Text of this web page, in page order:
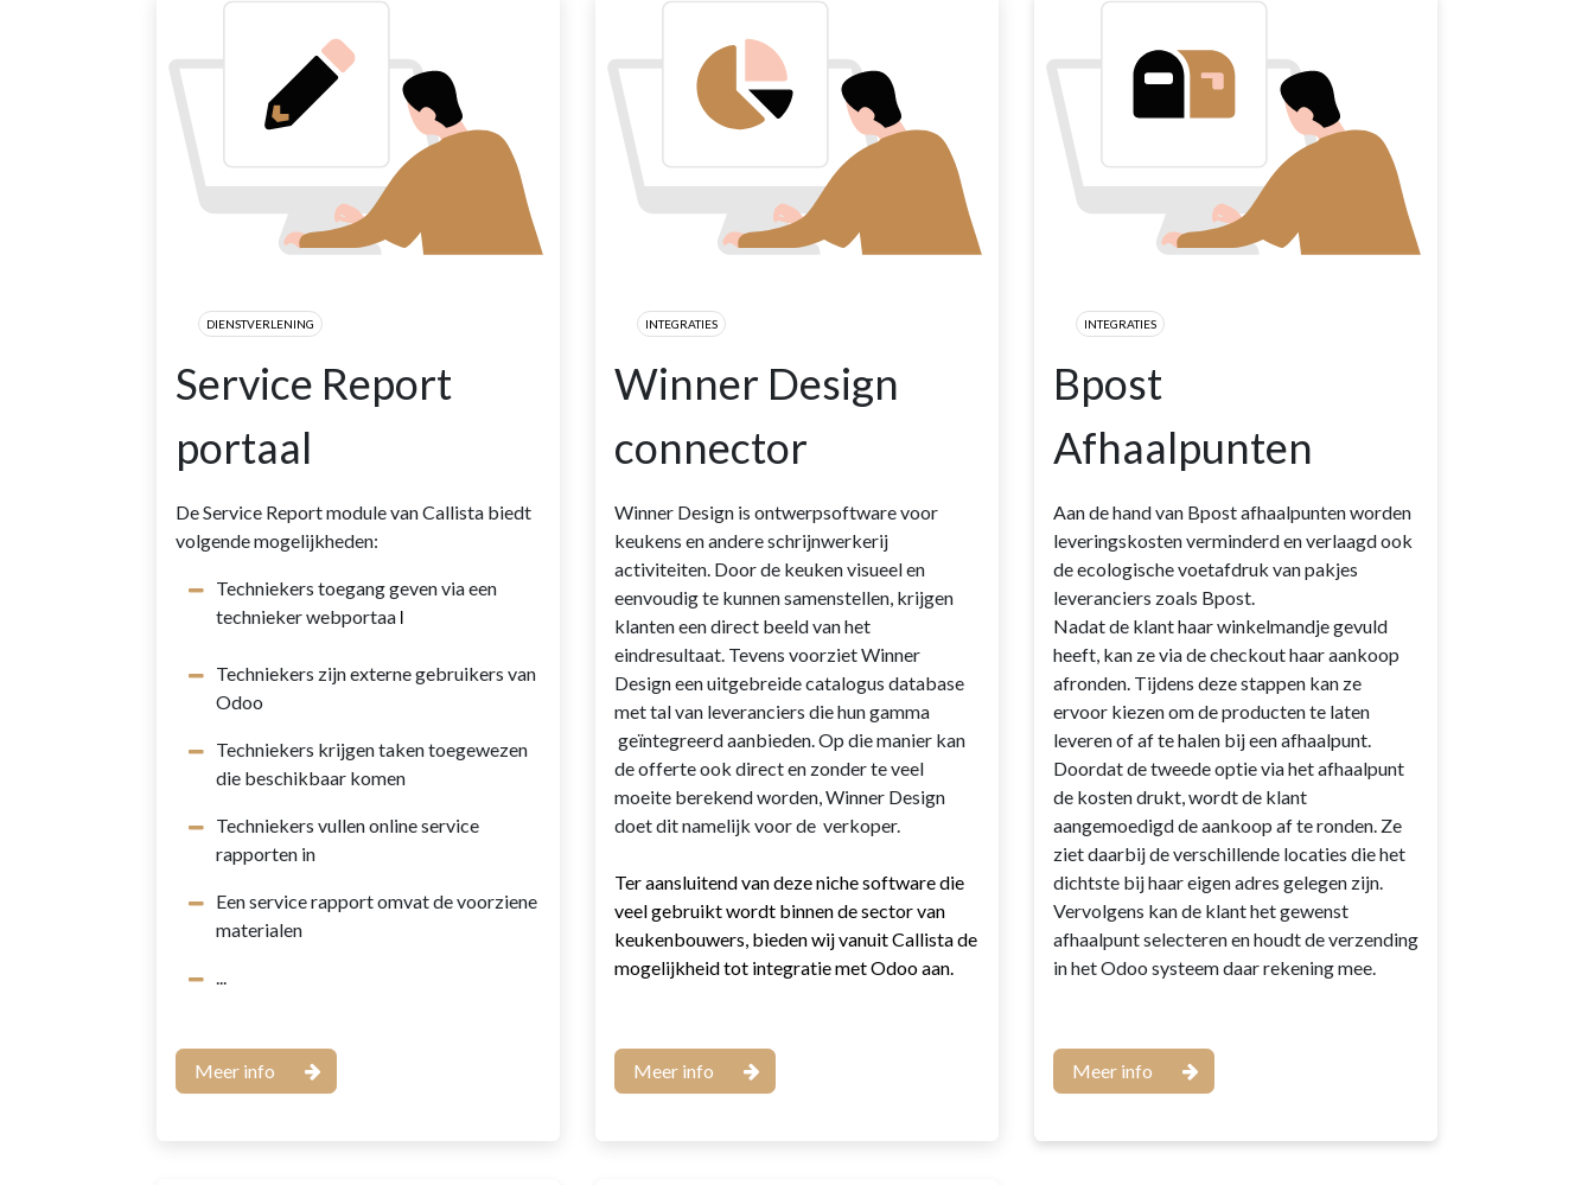
DIENSTVERLENING
Service Report
portaal
De Service Report module van Callista biedt
volgende mogelijkheden:
Techniekers toegang geven via een
technieker webportaa l
Techniekers zijn externe gebruikers van
Odoo
Techniekers krijgen taken toegewezen
die beschikbaar komen
Techniekers vullen online service
rapporten in
Een service rapport omvat de voorziene
materialen
Meer info
INTEGRATIES
Winner Design
connector
Winner Design is ontwerpsoftware voor
keukens en andere schrijnwerkerij
activiteiten. Door de keuken visueel en
eenvoudig te kunnen samenstellen, krijgen
klanten een direct beeld van het
eindresultaat. Tevens voorziet Winner
Design een uitgebreide catalogus database
met tal van leveranciers die hun gamma
geïntegreerd aanbieden. Op die manier kan
de offerte ook direct en zonder te veel
moeite berekend worden, Winner Design
doet dit namelijk voor de verkoper.
Ter aansluitend van deze niche software die
veel gebruikt wordt binnen de sector van
keukenbouwers, bieden wij vanuit Callista de
mogelijkheid tot integratie met Odoo aan.
Meer info
INTEGRATIES
Bpost
Afhaalpunten
Aan de hand van Bpost afhaalpunten worden
leveringskosten verminderd en verlaagd ook
de ecologische voetafdruk van pakjes
leveranciers zoals Bpost.
Nadat de klant haar winkelmandje gevuld
heeft, kan ze via de checkout haar aankoop
afronden. Tijdens deze stappen kan ze
ervoor kiezen om de producten te laten
leveren of af te halen bij een afhaalpunt.
Doordat de tweede optie via het afhaalpunt
de kosten drukt, wordt de klant
aangemoedigd de aankoop af te ronden. Ze
ziet daarbij de verschillende locaties die het
dichtste bij haar eigen adres gelegen zijn.
Vervolgens kan de klant het gewenst
afhaalpunt selecteren en houdt de verzending
in het Odoo systeem daar rekening mee.
Meer info